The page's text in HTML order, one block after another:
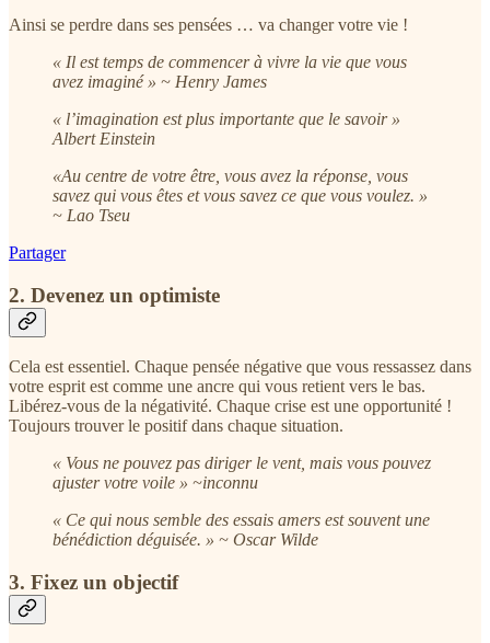
Ainsi se perdre dans ses pensées … va changer votre vie !
« Il est temps de commencer à vivre la vie que vous
avez imaginé » ~ Henry James
« l’imagination est plus importante que le savoir »
Albert Einstein
«Au centre de votre être, vous avez la réponse, vous
savez qui vous êtes et vous savez ce que vous voulez. »
~ Lao Tseu
Partager
2. Devenez un optimiste
Cela est essentiel. Chaque pensée négative que vous ressassez dans
votre esprit est comme une ancre qui vous retient vers le bas.
Libérez-vous de la négativité. Chaque crise est une opportunité !
Toujours trouver le positif dans chaque situation.
« Vous ne pouvez pas diriger le vent, mais vous pouvez
ajuster votre voile » ~inconnu
« Ce qui nous semble des essais amers est souvent une
bénédiction déguisée. » ~ Oscar Wilde
3. Fixez un objectif